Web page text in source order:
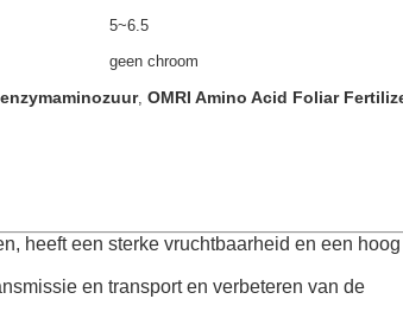
5~6.5
geen chroom
, OMRI Amino Acid Foliar
heeft een sterke vruchtbaarheid en een
en transport en verbeteren van de